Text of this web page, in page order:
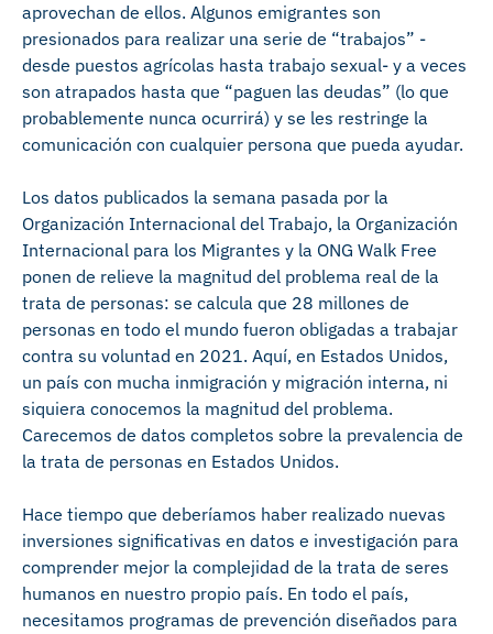
aprovechan de ellos. Algunos emigrantes son
presionados para realizar una serie de “trabajos” -
desde puestos agrícolas hasta trabajo sexual- y a veces
son atrapados hasta que “paguen las deudas” (lo que
probablemente nunca ocurrirá) y se les restringe la
comunicación con cualquier persona que pueda ayudar.
Los datos publicados la semana pasada por la
Organización Internacional del Trabajo, la Organización
Internacional para los Migrantes y la ONG Walk Free
ponen de relieve la magnitud del problema real de la
trata de personas: se calcula que 28 millones de
personas en todo el mundo fueron obligadas a trabajar
contra su voluntad en 2021. Aquí, en Estados Unidos,
un país con mucha inmigración y migración interna, ni
siquiera conocemos la magnitud del problema.
Carecemos de datos completos sobre la prevalencia de
la trata de personas en Estados Unidos.
Hace tiempo que deberíamos haber realizado nuevas
inversiones significativas en datos e investigación para
comprender mejor la complejidad de la trata de seres
humanos en nuestro propio país. En todo el país,
necesitamos programas de prevención diseñados para